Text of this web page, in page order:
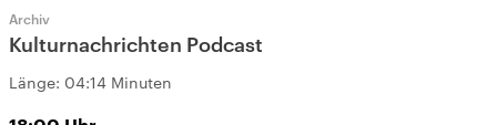
Archiv
Kulturnachrichten Podcast
Länge: 04:14 Minuten